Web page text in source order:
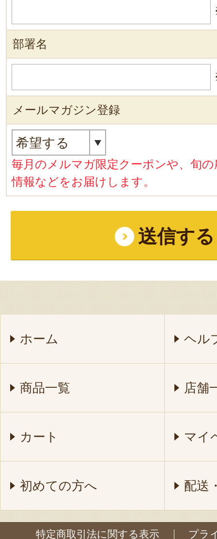
部署名
メールマガジン登録
毎月のメルマガ限定クーポンや、旬
情報などをお届けします。
ホーム ヘル
商品一覧 店舗
カート マイ
初めての方へ 配送
特定商取引法に関する表示 プラ